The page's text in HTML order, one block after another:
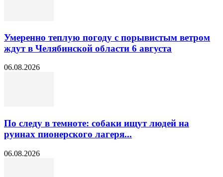
Умеренно теплую погоду с порывистым ветром
ждут в Челябинской области 6 августа
06.08.2026
По следу в темноте: собаки ищут людей на
руинах пионерского лагеря...
06.08.2026